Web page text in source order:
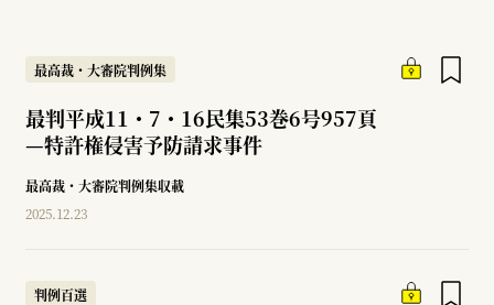
最高裁・大審院判例集
最判平成11・7・16民集53巻6号957頁
—特許権侵害予防請求事件
最高裁・大審院判例集収載
2025.12.23
判例百選